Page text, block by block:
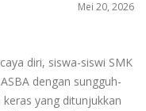
Mei 20, 2026
diri, siswa-siswi SMK
dengan sungguh-
yang ditunjukkan